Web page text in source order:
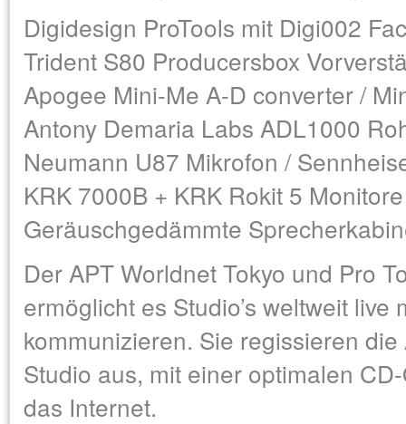
Digidesign ProTools mit Digi002
Trident S80 Producersbox
Apogee Mini-Me A-D converter /
Antony Demaria Labs ADL1000
Neumann U87 Mikrofon /
KRK 7000B + KRK Rokit 5 Monitore
Geräuschgedämmte
Der APT Worldnet Tokyo und Pro
ermöglicht es Studio’s weltweit live
kommunizieren. Sie regissieren
Studio aus, mit einer optimalen
das Internet.